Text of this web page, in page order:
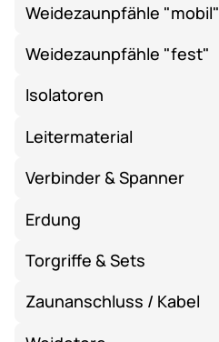
Weidezaunpfähle "mobil"
Weidezaunpfähle "fest"
Isolatoren
Leitermaterial
Verbinder & Spanner
Erdung
Torgriffe & Sets
Zaunanschluss / Kabel